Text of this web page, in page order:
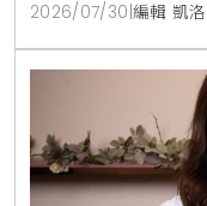
2026/07/30 編輯 凱